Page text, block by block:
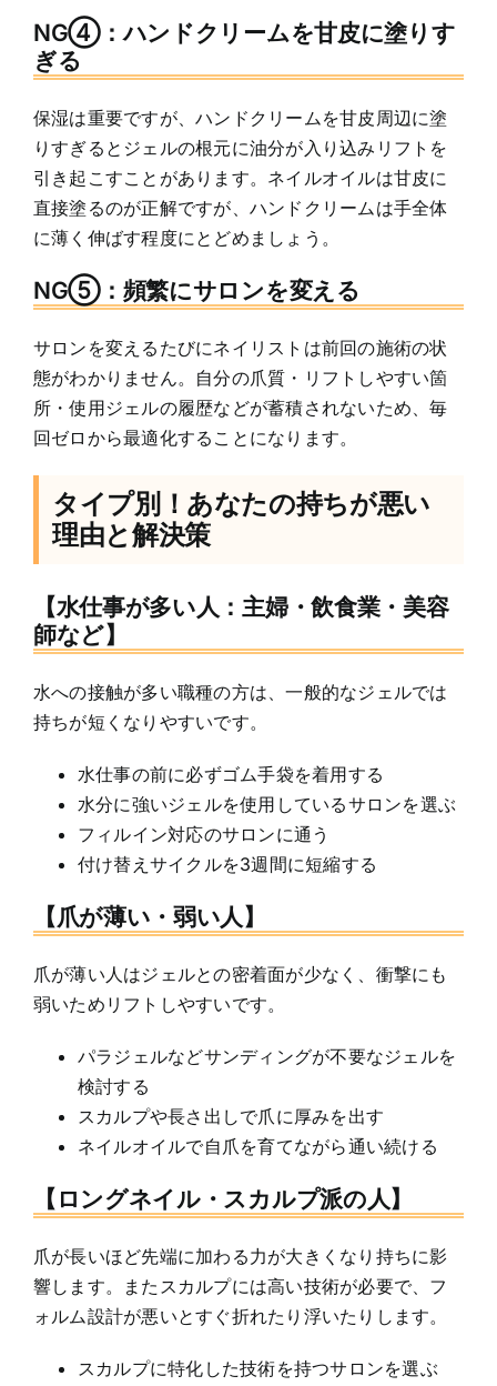
NG④：ハンドクリームを甘皮に塗りす
ぎる
保湿は重要ですが、ハンドクリームを甘皮周辺に塗
りすぎるとジェルの根元に油分が入り込みリフトを
引き起こすことがあります。ネイルオイルは甘皮に
直接塗るのが正解ですが、ハンドクリームは手全体
に薄く伸ばす程度にとどめましょう。
NG⑤：頻繁にサロンを変える
サロンを変えるたびにネイリストは前回の施術の状
態がわかりません。自分の爪質・リフトしやすい箇
所・使用ジェルの履歴などが蓄積されないため、毎
回ゼロから最適化することになります。
タイプ別！あなたの持ちが悪い
理由と解決策
【水仕事が多い人：主婦・飲食業・美容
師など】
水への接触が多い職種の方は、一般的なジェルでは
持ちが短くなりやすいです。
水仕事の前に必ずゴム手袋を着用する
水分に強いジェルを使用しているサロンを選ぶ
フィルイン対応のサロンに通う
付け替えサイクルを3週間に短縮する
【爪が薄い・弱い人】
爪が薄い人はジェルとの密着面が少なく、衝撃にも
弱いためリフトしやすいです。
パラジェルなどサンディングが不要なジェルを
検討する
スカルプや長さ出しで爪に厚みを出す
ネイルオイルで自爪を育てながら通い続ける
【ロングネイル・スカルプ派の人】
爪が長いほど先端に加わる力が大きくなり持ちに影
響します。またスカルプには高い技術が必要で、フ
ォルム設計が悪いとすぐ折れたり浮いたりします。
スカルプに特化した技術を持つサロンを選ぶ